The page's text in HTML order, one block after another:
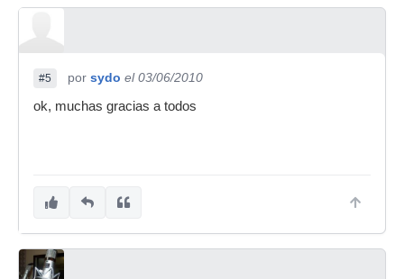
#5 por sydo el 03/06/2010
ok, muchas gracias a todos